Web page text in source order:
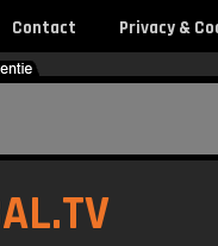
Contact Privacy &